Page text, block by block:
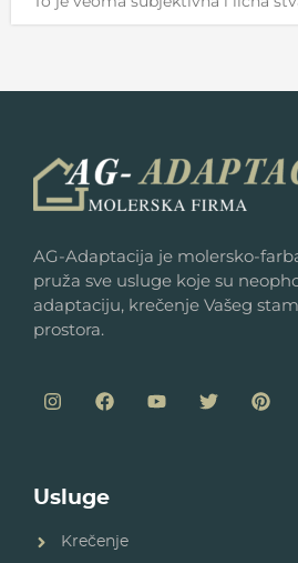
AG-Adaptacija je molersko-
pruža sve usluge koje su
adaptaciju, krečenje Vašeg
prostora.
Usluge
Krečenje